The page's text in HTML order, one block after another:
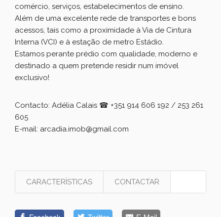
comércio, serviços, estabelecimentos de ensino.
Além de uma excelente rede de transportes e bons
acessos, tais como a proximidade à Via de Cintura
Interna (VCI) e à estação de metro Estádio.
Estamos perante prédio com qualidade, moderno e
destinado a quem pretende residir num imóvel
exclusivo!
Contacto: Adélia Calais ☎ +351 914 606 192 / 253 261
605
E-mail: arcadia.imob@gmail.com
CARACTERÍSTICAS CONTACTAR